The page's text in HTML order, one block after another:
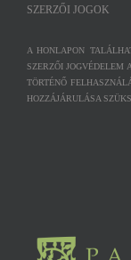
SZERZŐI JOGOK
A HONLAPON
SZERZŐI
TÖRTÉNŐ
HOZZÁJÁRULÁSA